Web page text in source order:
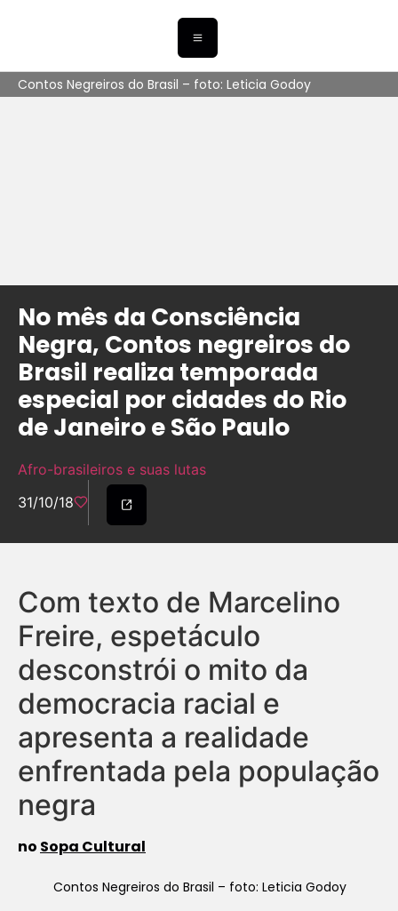
Contos Negreiros do Brasil – foto: Leticia Godoy
No mês da Consciência
Negra, Contos negreiros do
Brasil realiza temporada
especial por cidades do Rio
de Janeiro e São Paulo
Afro-brasileiros e suas lutas
31/10/18
Com texto de Marcelino
Freire, espetáculo
desconstrói o mito da
democracia racial e
apresenta a realidade
enfrentada pela população
negra
no Sopa Cultural
Contos Negreiros do Brasil – foto: Leticia Godoy